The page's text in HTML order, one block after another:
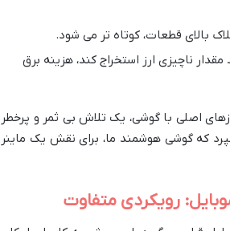
بالای قطعات، کوتاه تر می شود.
ناچیزی ارز استخراج کند، هزینه برق
اصلی با گوشی، یک تلاش بی ثمر و پرخطر
که گوشی هوشمند ما، برای نقش یک ماینر